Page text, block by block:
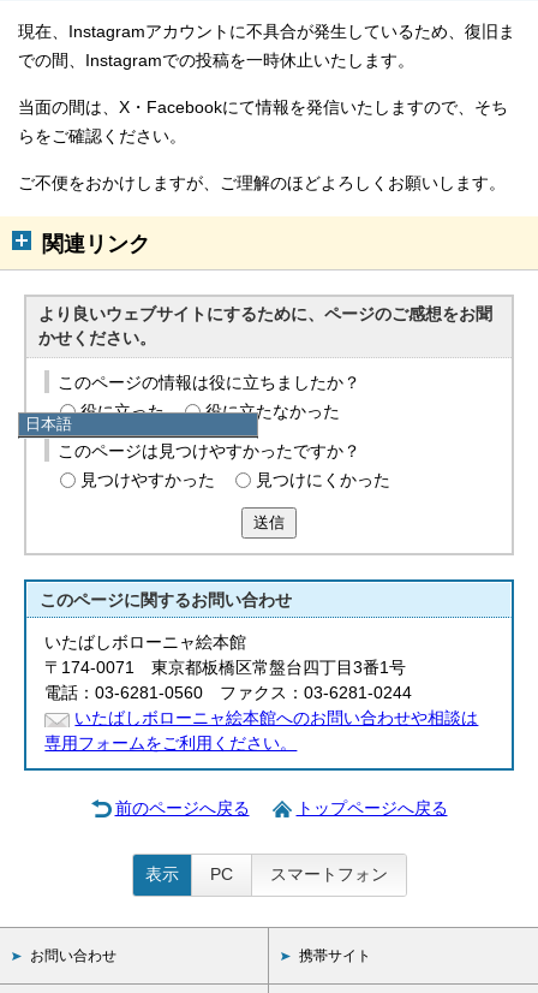
日本語
日本語
English
한국어
現在、Instagramアカウントに不具合が発生しているため、復旧ま
での間、Instagramでの投稿を一時休止いたします。
当面の間は、X・Facebookにて情報を発信いたしますので、そち
らをご確認ください。
ご不便をおかけしますが、ご理解のほどよろしくお願いします。
関連リンク
より良いウェブサイトにするために、ページのご感想をお聞
かせください。
このページの情報は役に立ちましたか？
役に立った
役に立たなかった
このページは見つけやすかったですか？
見つけやすかった
見つけにくかった
送信
このページに関するお問い合わせ
いたばしボローニャ絵本館
〒174-0071 東京都板橋区常盤台四丁目3番1号
電話：03-6281-0560 ファクス：03-6281-0244
いたばしボローニャ絵本館へのお問い合わせや相談は
専用フォームをご利用ください。
前のページへ戻る トップページへ戻る
表示 PC スマートフォン
お問い合わせ 携帯サイト